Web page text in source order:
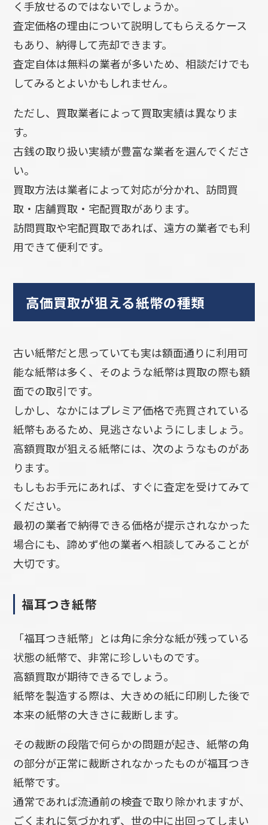
く手放せるのではないでしょうか。
査定価格の理由について説明してもらえるケース
もあり、納得して売却できます。
査定自体は無料の業者が多いため、相談だけでも
してみるとよいかもしれません。
ただし、買取業者によって買取実績は異なりま
す。
古銭の取り扱い実績が豊富な業者を選んでくださ
い。
買取方法は業者によって対応が分かれ、訪問買
取・店舗買取・宅配買取があります。
訪問買取や宅配買取であれば、遠方の業者でも利
用できて便利です。
高価買取が狙える紙幣の種類
古い紙幣だと思っていても実は額面通りに利用可
能な紙幣は多く、そのような紙幣は買取の際も額
面での取引です。
しかし、なかにはプレミア価格で売買されている
紙幣もあるため、見逃さないようにしましょう。
高額買取が狙える紙幣には、次のようなものがあ
ります。
もしもお手元にあれば、すぐに査定を受けてみて
ください。
最初の業者で納得できる価格が提示されなかった
場合にも、諦めず他の業者へ相談してみることが
大切です。
福耳つき紙幣
「福耳つき紙幣」とは角に余分な紙が残っている
状態の紙幣で、非常に珍しいものです。
高額買取が期待できるでしょう。
紙幣を製造する際は、大きめの紙に印刷した後で
本来の紙幣の大きさに裁断します。
その裁断の段階で何らかの問題が起き、紙幣の角
の部分が正常に裁断されなかったものが福耳つき
紙幣です。
通常であれば流通前の検査で取り除かれますが、
ごくまれに気づかれず、世の中に出回ってしまい